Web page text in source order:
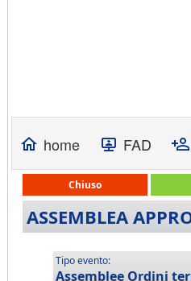
home FAD
Chiuso
ASSEMBLEA
Tipo evento:
Assemblee Ordini